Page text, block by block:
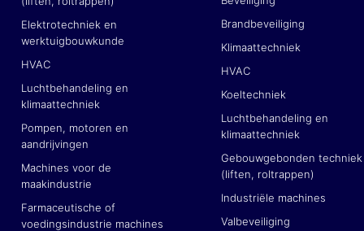
Elektrotechniek en
werktuigbouwkunde
HVAC
Luchtbehandeling en
klimaattechniek
Pompen, motoren en
aandrijvingen
Machines voor de
maakindustrie
Farmaceutische of
voedingsindustrie machines
Brandbeveiliging
Klimaattechniek
HVAC
Koeltechniek
Luchtbehandeling en
klimaattechniek
Gebouwgebonden techniek
(liften, roltrappen)
Industriële machines
Valbeveiliging